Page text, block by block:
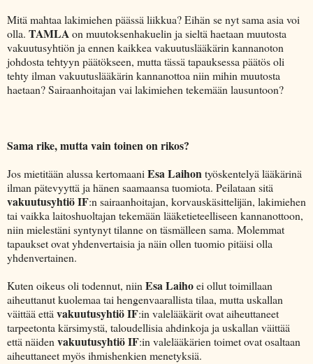
Mitä mahtaa lakimiehen päässä liikkua? Eihän se nyt sama asia voi
olla. TAMLAon muutoksenhakuelin ja sieltä haetaan muutosta
vakuutusyhtiön ja ennen kaikkea vakuutuslääkärin kannanoton
johdosta tehtyyn päätökseen, mutta tässä tapauksessa päätös oli
tehty ilman vakuutuslääkärin kannanottoa niin mihin muutosta
haetaan? Sairaanhoitajan vai lakimiehen tekemään lausuntoon?
Sama rike, mutta vain toinen on rikos?
Jos mietitään alussa kertomaaniEsa Laihontyöskentelyä lääkärinä
ilman pätevyyttä ja hänen saamaansa tuomiota. Peilataan sitä
vakuutusyhtiö IF:n sairaanhoitajan, korvauskäsittelijän, lakimiehen
tai vaikka laitoshuoltajan tekemään lääketieteelliseen kannanottoon,
niin mielestäni syntynyt tilanne on täsmälleen sama. Molemmat
tapaukset ovat yhdenvertaisia ja näin ollen tuomio pitäisi olla
yhdenvertainen.
Kuten oikeus oli todennut, niinEsa Laihoei ollut toimillaan
aiheuttanut kuolemaa tai hengenvaarallista tilaa, mutta uskallan
väittää ettävakuutusyhtiö IF:in valelääkärit ovat aiheuttaneet
tarpeetonta kärsimystä, taloudellisia ahdinkoja ja uskallan väittää
että näidenvakuutusyhtiö IF:in valelääkärien toimet ovat osaltaan
aiheuttaneet myös ihmishenkien menetyksiä.